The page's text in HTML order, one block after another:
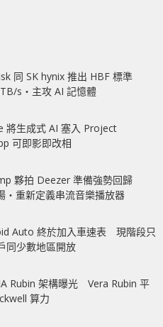
同 SK hynix 推出 HBF 標準
s‧主攻 AI 記憶體
將生成式 AI 塞入 Project
可即影即改相
夥拍 Deezer 準備強勢回歸
‧重新定義串流音樂播放器
Auto 終於加入車速表 現階段只
同少數地區開放
Rubin 架構曝光 Vera Rubin 平
算力